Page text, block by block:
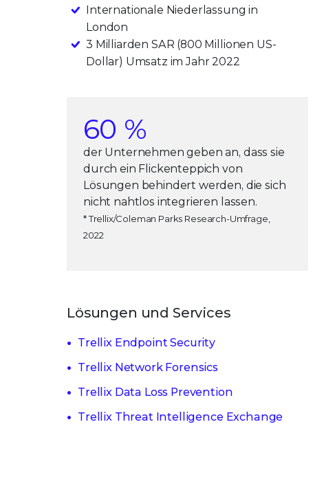
Internationale Niederlassung in
London
3 Milliarden SAR (800 Millionen US-
Dollar) Umsatz im Jahr 2022
60 %
der Unternehmen geben an, dass sie
durch ein Flickenteppich von
Lösungen behindert werden, die sich
nicht nahtlos integrieren lassen.
* Trellix/Coleman Parks Research-Umfrage,
2022
Lösungen und Services
Trellix Endpoint Security
Trellix Network Forensics
Trellix Data Loss Prevention
Trellix Threat Intelligence Exchange